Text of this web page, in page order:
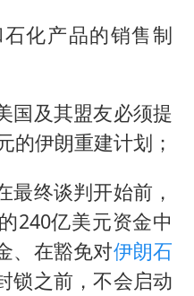
化产品的销售制
国及其盟友必须提
的伊朗重建计划；
最终谈判开始前，
240亿美元资金中
在豁免对伊朗石
锁之前，不会启动